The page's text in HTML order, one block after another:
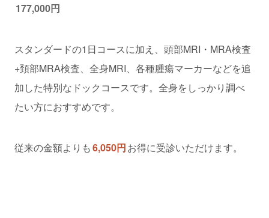
177,000円
スタンダードの1日コースに加え、頭部MRI・MRA検査
+頚部MRA検査、全身MRI、各種腫瘍マーカーなどを追
加した特別なドックコースです。全身をしっかり調べ
たい方におすすめです。
従来の金額よりも6,050円お得に受診いただけます。